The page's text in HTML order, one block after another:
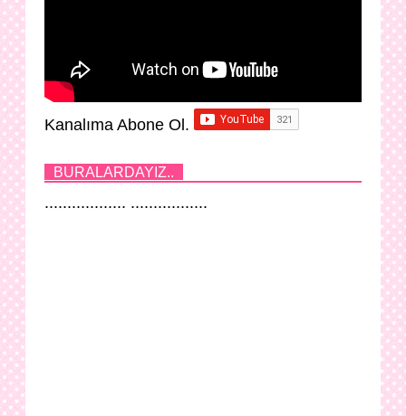
Kanalıma Abone Ol.
BURALARDAYIZ..
.................. .................